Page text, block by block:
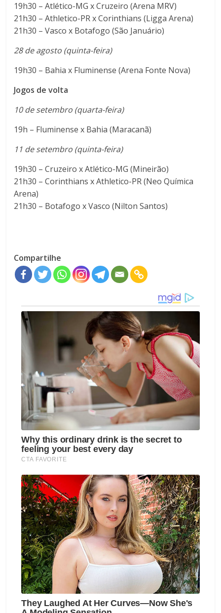
19h30 – Atlético-MG x Cruzeiro (Arena MRV)
21h30 – Athletico-PR x Corinthians (Ligga Arena)
21h30 – Vasco x Botafogo (São Januário)
28 de agosto (quinta-feira)
19h30 – Bahia x Fluminense (Arena Fonte Nova)
Jogos de volta
10 de setembro (quarta-feira)
19h – Fluminense x Bahia (Maracanã)
11 de setembro (quinta-feira)
19h30 – Cruzeiro x Atlético-MG (Mineirão)
21h30 – Corinthians x Athletico-PR (Neo Química
Arena)
21h30 – Botafogo x Vasco (Nilton Santos)
Compartilhe